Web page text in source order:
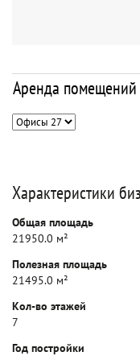
Аренда помещений
Характеристики
Общая площадь
21950.0 м²
Полезная площадь
21495.0 м²
Кол-во этажей
7
Год постройки